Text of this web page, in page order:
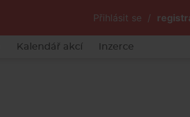
Přihlásit se /
Kalendář akcí Inzerce